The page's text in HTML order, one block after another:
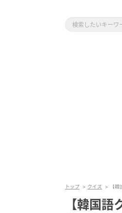
トップ クイズ 【
【韓国